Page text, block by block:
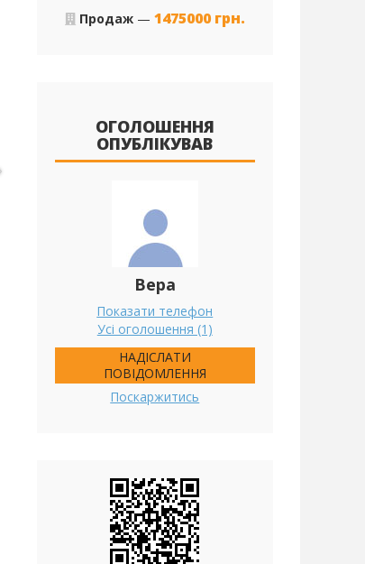
Продаж — 1475000 грн.
ОГОЛОШЕННЯ
ОПУБЛІКУВАВ
Вера
Показати телефон
Усі оголошення (1)
НАДІСЛАТИ
ПОВІДОМЛЕННЯ
Поскаржитись